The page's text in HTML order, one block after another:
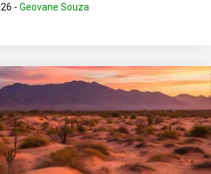
- Geovane Souza